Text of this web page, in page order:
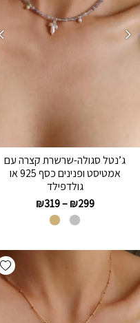
ג’נטל סגולה-שרשרת קצרה עם
אמטיסט ופנינים כסף 925 או
גולדפילד
₪299
–
₪319